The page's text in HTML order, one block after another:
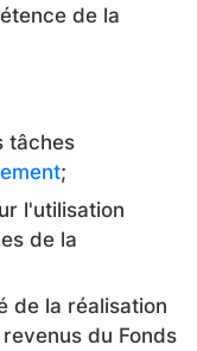
de la
tâches
;
l'utilisation
de la
de la réalisation
du Fonds